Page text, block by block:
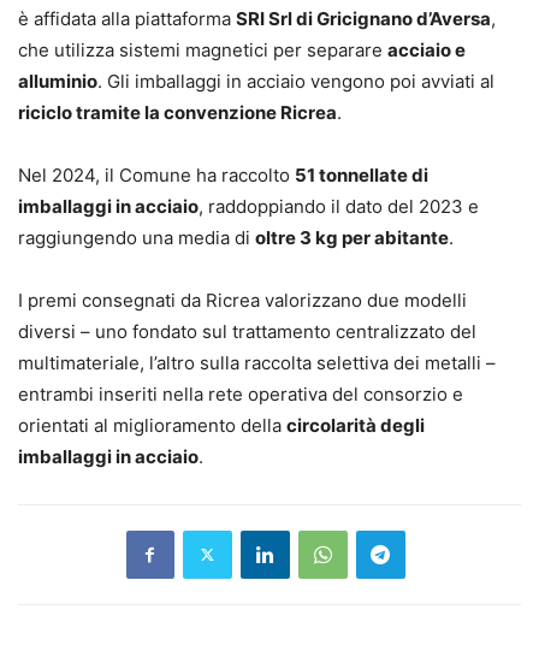
è affidata alla piattaforma SRI Srl di Gricignano d’Aversa,
che utilizza sistemi magnetici per separare acciaio e
alluminio. Gli imballaggi in acciaio vengono poi avviati al
riciclo tramite la convenzione Ricrea.
Nel 2024, il Comune ha raccolto 51 tonnellate di
imballaggi in acciaio, raddoppiando il dato del 2023 e
raggiungendo una media di oltre 3 kg per abitante.
I premi consegnati da Ricrea valorizzano due modelli
diversi – uno fondato sul trattamento centralizzato del
multimateriale, l’altro sulla raccolta selettiva dei metalli –
entrambi inseriti nella rete operativa del consorzio e
orientati al miglioramento della circolarità degli
imballaggi in acciaio.